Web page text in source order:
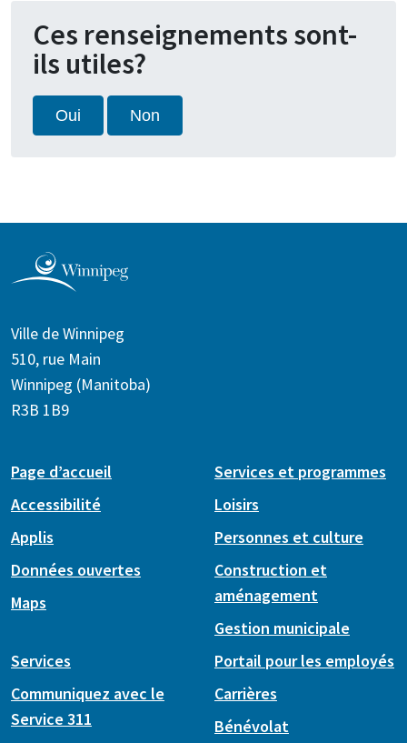
Ces renseignements sont-
ils utiles?
Oui Non
Ville de Winnipeg
510, rue Main
Winnipeg (Manitoba)
R3B 1B9
Page d’accueil
Accessibilité
Applis
Données ouvertes
Maps
Services et programmes
Loisirs
Personnes et culture
Construction et
aménagement
Gestion municipale
Services
Communiquez avec le
Service 311
Portail pour les employés
Carrières
Bénévolat